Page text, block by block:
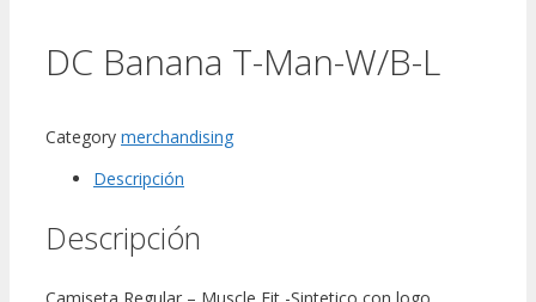
DC Banana T-Man-W/B-L
Category merchandising
Descripción
Descripción
Camiseta Regular – Muscle Fit -Sintetico con logo